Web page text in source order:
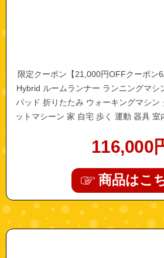
限定クーポン【21,000円OFFクーポン
Hybrid ルームランナー ランニングマシ
パッド 折りたたみ ウォーキングマシン
ットマシーン 家 自宅 歩く 運動 器具 室
116,000
商品はこ
"p1-remotecontrol"